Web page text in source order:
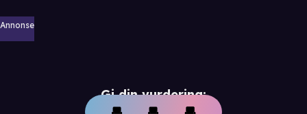
Annonse
Gi din vurdering: